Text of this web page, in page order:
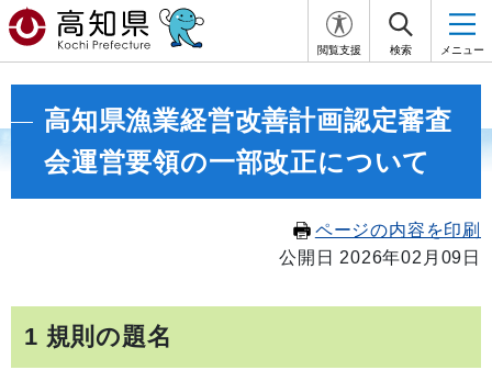
閲覧支援 検索 メニュー
高知県漁業経営改善計画認定審査
会運営要領の一部改正について
ページの内容を印刷
公開日 2026年02月09日
1 規則の題名